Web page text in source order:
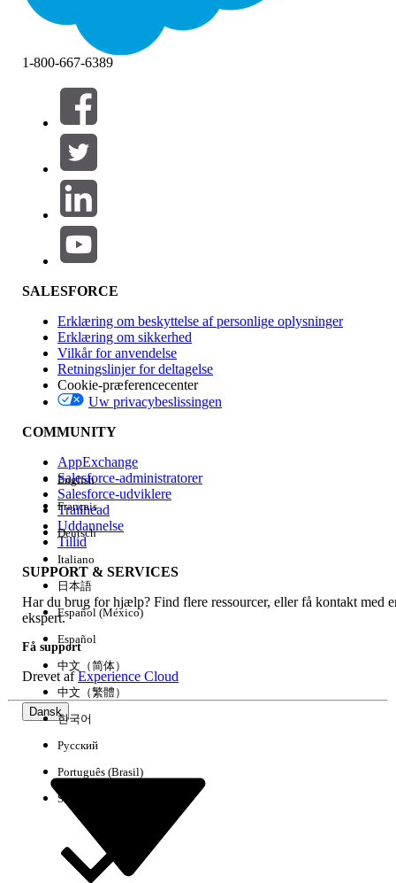
Filtre (0)
VÆLG FILTRE
Produktområde
Funktionspåvirkning
Version
Experience
Ryd alle Udført
1-800-667-6389
SALESFORCE
Erklæring om beskyttelse af personlige oplysninger
Erklæring om sikkerhed
Vilkår for anvendelse
Retningslinjer for deltagelse
Cookie-præferencecenter
Uw privacybeslissingen
COMMUNITY
AppExchange
Salesforce-administratorer
Salesforce-udviklere
Trailhead
Uddannelse
Tillid
SUPPORT & SERVICES
Har du brug for hjælp? Find flere ressourcer, eller få kontakt med
ekspert.
Få support
Drevet afExperience Cloud
Dansk
English
Français
Deutsch
Italiano
日本語
Español (México)
Español
中文（简体）
中文（繁體）
한국어
Русский
Português (Brasil)
Suomi